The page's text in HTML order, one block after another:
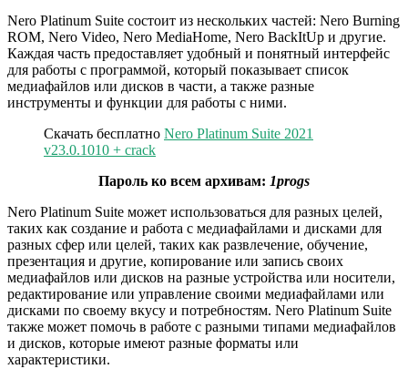
Nero Platinum Suite состоит из нескольких частей: Nero Burning
ROM, Nero Video, Nero MediaHome, Nero BackItUp и другие.
Каждая часть предоставляет удобный и понятный интерфейс
для работы с программой, который показывает список
медиафайлов или дисков в части, а также разные
инструменты и функции для работы с ними.
Скачать бесплатно Nero Platinum Suite 2021
v23.0.1010 + crack
Пароль ко всем архивам: 1progs
Nero Platinum Suite может использоваться для разных целей,
таких как создание и работа с медиафайлами и дисками для
разных сфер или целей, таких как развлечение, обучение,
презентация и другие, копирование или запись своих
медиафайлов или дисков на разные устройства или носители,
редактирование или управление своими медиафайлами или
дисками по своему вкусу и потребностям. Nero Platinum Suite
также может помочь в работе с разными типами медиафайлов
и дисков, которые имеют разные форматы или
характеристики.